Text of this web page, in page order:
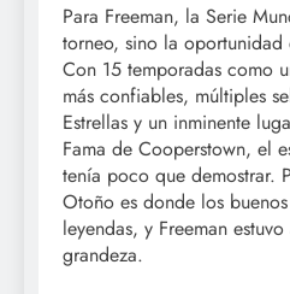
Para Freeman, la Serie
torneo, sino la oportunidad
Con 15 temporadas como
más confiables, múltiples
Estrellas y un inminente
Fama de Cooperstown, el
tenía poco que demostrar.
Otoño es donde los
leyendas, y Freeman
grandeza.